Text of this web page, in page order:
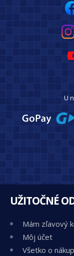
U
UŽITOČNÉ
Mám zľavový
Môj účet
Všetko o